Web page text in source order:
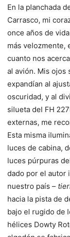
En la planchada
Carrasco, mi
once años de
más velozmente,
cuanto nos
al avión. Mis ojos
expandían al
oscuridad, y al
silueta del FH
externas, me
Esta misma
luces de cabina,
luces púrpuras
dado por el autor
nuestro país –
hacia la pista de
bajo el rugido de
hélices Dowty